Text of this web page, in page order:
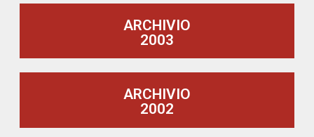
ARCHIVIO
2003
ARCHIVIO
2002